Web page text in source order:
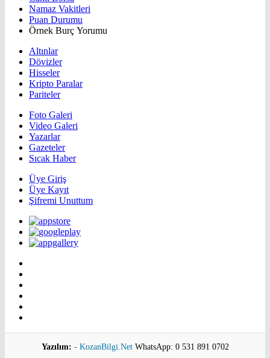
Namaz Vakitleri
Puan Durumu
Örnek Burç Yorumu
Altınlar
Dövizler
Hisseler
Kripto Paralar
Pariteler
Foto Galeri
Video Galeri
Yazarlar
Gazeteler
Sıcak Haber
Üye Giriş
Üye Kayıt
Şifremi Unuttum
Yazılım: - KozanBilgi.Net WhatsApp: 0 531 891 0702